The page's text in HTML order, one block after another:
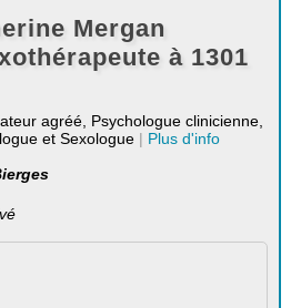
Mergan
à 1301
agréé, Psychologue clinicienne,
et Sexologue | Plus d'info